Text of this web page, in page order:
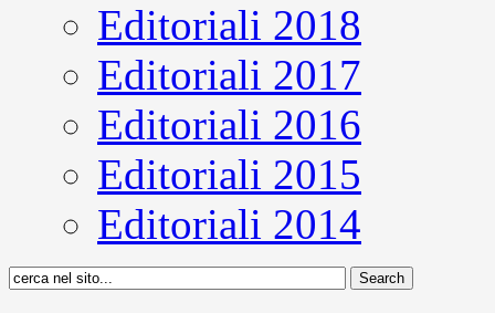
Editoriali 2018
Editoriali 2017
Editoriali 2016
Editoriali 2015
Editoriali 2014